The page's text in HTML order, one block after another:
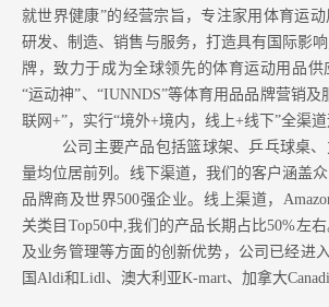
就世界健康”的经营宗旨，专注家用体育运
研发、制造、销售与服务，打造具有国际影
牌，致力于成为全球领先的体育运动用品供
“运动神”、“IUNNDS”等体育用品品牌营销及
联网+”，实行“境外+境内，线上+线下”全渠道
公司主要产品包括篮球架、乒乓球桌
量均位居前列。 线下渠道，我们的客户涵盖
品牌商及世界500强企业。 线上渠道，
关类目Top50中,我们的产品长期占比50%左
及业务管理等方面的创新优势，公司已经进
国Aldi和Lidl、澳大利亚K-mart、加拿大